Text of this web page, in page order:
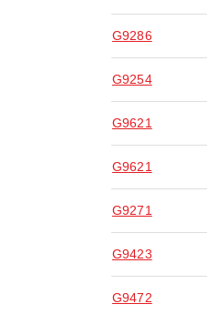
G9286
G9254
G9621
G9621
G9271
G9423
G9472